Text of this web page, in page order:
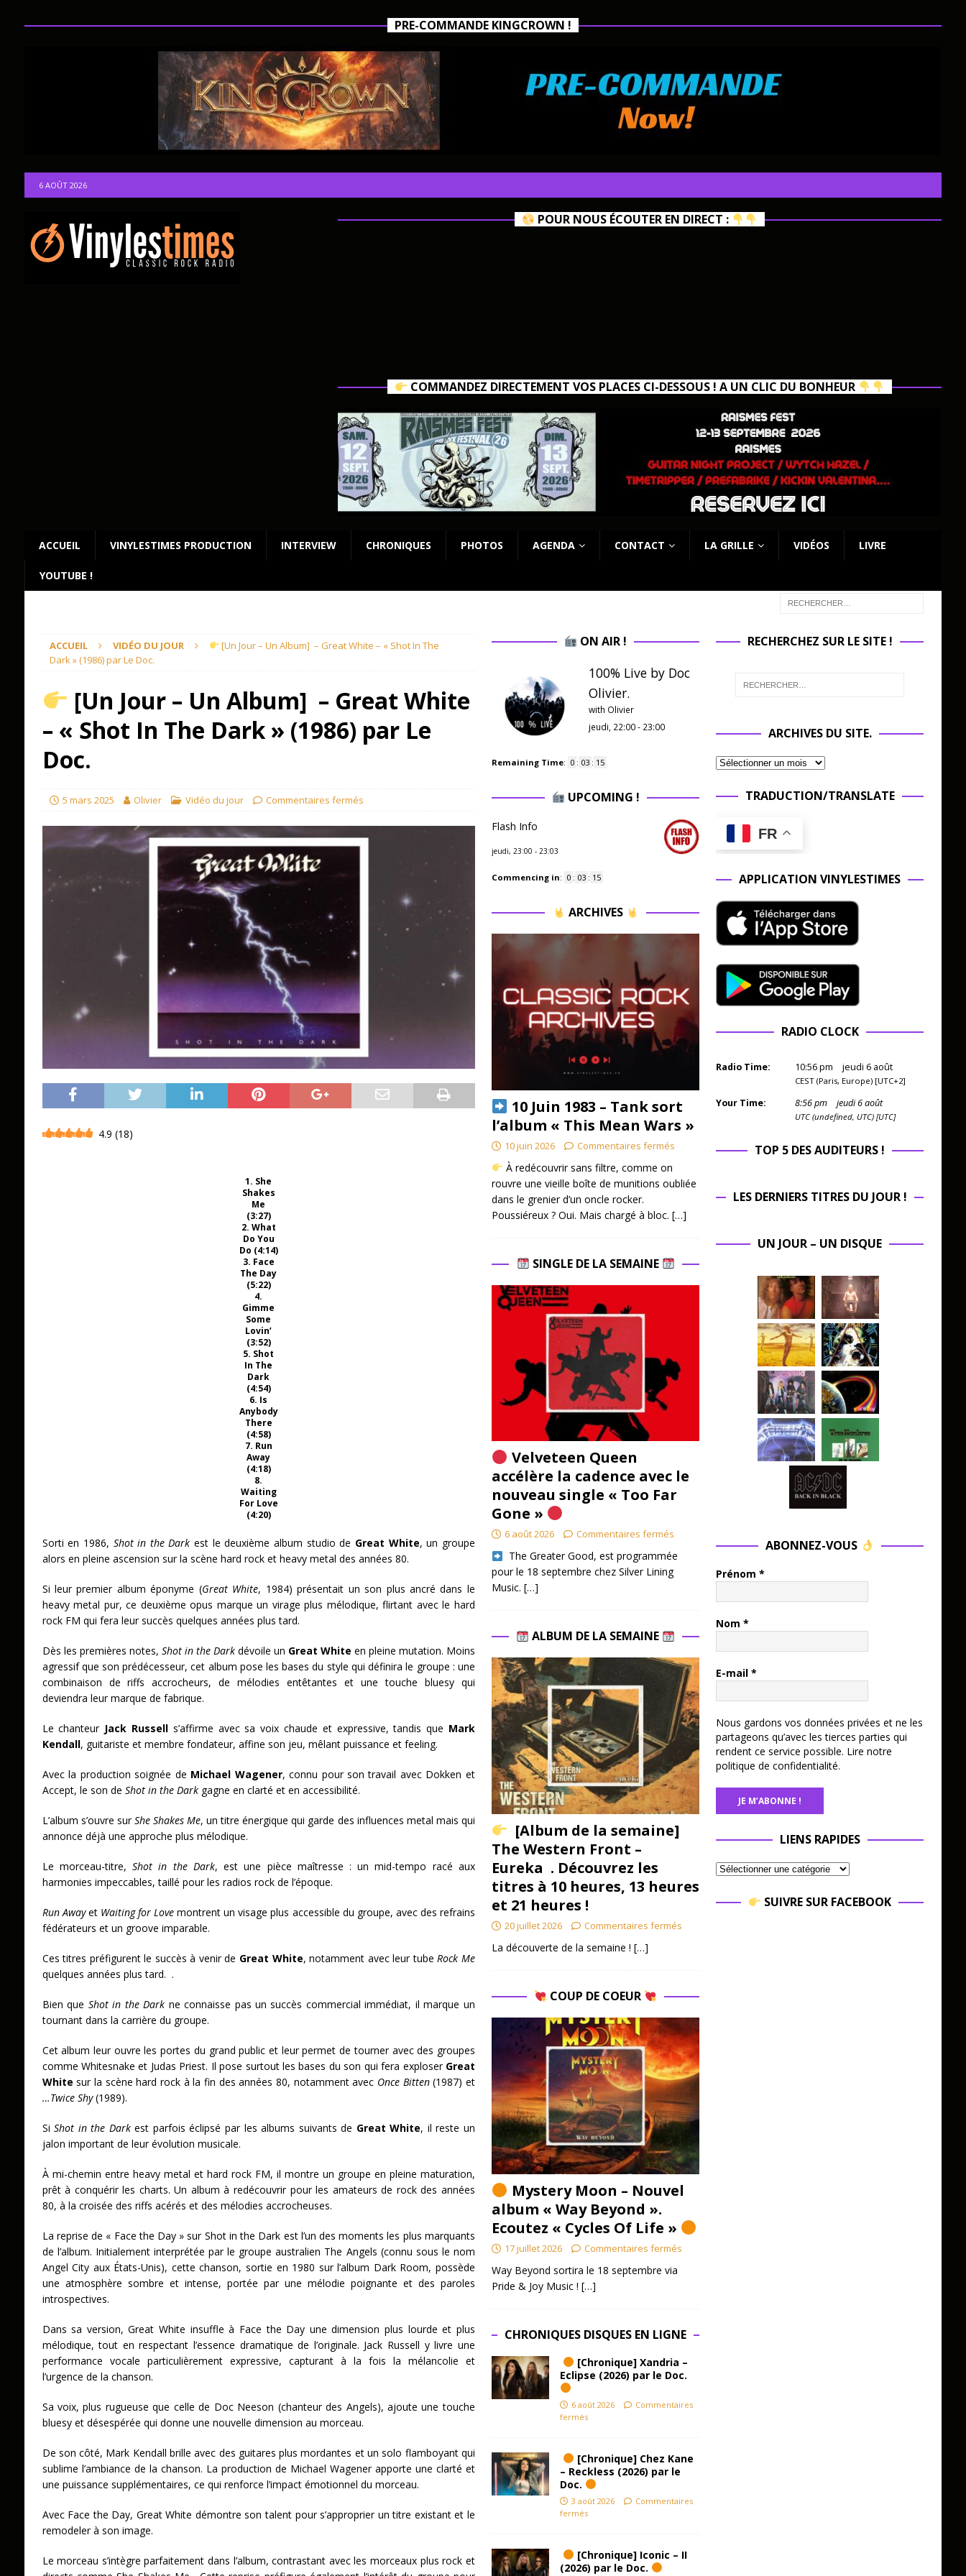
PRE-COMMANDE KINGCROWN !
6 AOÛT 2026
POUR NOUS ÉCOUTER EN DIRECT :
COMMANDEZ DIRECTEMENT VOS PLACES CI-DESSOUS ! A UN CLIC DU BONHEUR
ACCUEIL VINYLESTIMES PRODUCTION INTERVIEW CHRONIQUES PHOTOS AGENDA CONTACT LA GRILLE VIDÉOS LIVRE
YOUTUBE !
ACCUEIL VIDÉO DU JOUR
[Un Jour – Un Album] – Great White – « Shot In The
Dark » (1986) par Le Doc.
[Un Jour – Un Album] – Great White
– « Shot In The Dark » (1986) par Le
Doc.
5 mars 2025 Olivier Vidéo du jour Commentaires fermés
4.9 (18)
1. She
Shakes
Me
(3:27)
2. What
Do You
Do (4:14)
3. Face
The Day
(5:22)
4.
Gimme
Some
Lovin’
(3:52)
5. Shot
In The
Dark
(4:54)
6. Is
Anybody
There
(4:58)
7. Run
Away
(4:18)
8.
Waiting
For Love
(4:20)
Sorti en 1986, Shot in the Dark est le deuxième album studio de Great White, un groupe
alors en pleine ascension sur la scène hard rock et heavy metal des années 80.
Si leur premier album éponyme (Great White, 1984) présentait un son plus ancré dans le
heavy metal pur, ce deuxième opus marque un virage plus mélodique, flirtant avec le hard
rock FM qui fera leur succès quelques années plus tard.
Dès les premières notes, Shot in the Darkdévoile un Great White en pleine mutation. Moins
agressif que son prédécesseur, cet album pose les bases du style qui définira le groupe : une
combinaison de riffs accrocheurs, de mélodies entêtantes et une touche bluesy qui
deviendra leur marque de fabrique.
Le chanteur Jack Russells’affirme avec sa voix chaude et expressive, tandis que Mark
Kendall, guitariste et membre fondateur, affine son jeu, mêlant puissance et feeling.
Avec la production soignée de Michael Wagener, connu pour son travail avec Dokken et
Accept, le son de Shot in the Darkgagne en clarté et en accessibilité.
L’album s’ouvre surShe Shakes Me, un titre énergique qui garde des influences metal mais qui
annonce déjà une approche plus mélodique.
Le morceau-titre,Shot in the Dark, est une pièce maîtresse : un mid-tempo racé aux
harmonies impeccables, taillé pour les radios rock de l’époque.
Run Awayet Waiting for Love montrent un visage plus accessible du groupe, avec des refrains
fédérateurs et un groove imparable.
Ces titres préfigurent le succès à venir de Great White, notamment avec leur tubeRock Me
quelques années plus tard. .
Bien que Shot in the Dark ne connaisse pas un succès commercial immédiat, il marque un
tournant dans la carrière du groupe.
Cet album leur ouvre les portes du grand public et leur permet de tourner avec des groupes
comme Whitesnake et Judas Priest. Il pose surtout les bases du son qui fera exploser Great
White sur la scène hard rock à la fin des années 80, notamment avec Once Bitten(1987) et
…Twice Shy(1989).
SiShot in the Darkest parfois éclipsé par les albums suivants de Great White, il reste un
jalon important de leur évolution musicale.
À mi-chemin entre heavy metal et hard rock FM, il montre un groupe en pleine maturation,
prêt à conquérir les charts. Un album à redécouvrir pour les amateurs de rock des années
80, à la croisée des riffs acérés et des mélodies accrocheuses.
La reprise de « Face the Day » sur Shot in the Dark est l’un des moments les plus marquants
de l’album. Initialement interprétée par le groupe australien The Angels (connu sous le nom
Angel City aux États-Unis), cette chanson, sortie en 1980 sur l’album Dark Room, possède
une atmosphère sombre et intense, portée par une mélodie poignante et des paroles
introspectives.
Dans sa version, Great White insuffle à Face the Day une dimension plus lourde et plus
mélodique, tout en respectant l’essence dramatique de l’originale. Jack Russell y livre une
performance vocale particulièrement expressive, capturant à la fois la mélancolie et
l’urgence de la chanson.
Sa voix, plus rugueuse que celle de Doc Neeson (chanteur des Angels), ajoute une touche
bluesy et désespérée qui donne une nouvelle dimension au morceau.
De son côté, Mark Kendall brille avec des guitares plus mordantes et un solo flamboyant qui
sublime l’ambiance de la chanson. La production de Michael Wagener apporte une clarté et
une puissance supplémentaires, ce qui renforce l’impact émotionnel du morceau.
Avec Face the Day, Great White démontre son talent pour s’approprier un titre existant et le
remodeler à son image.
Le morceau s’intègre parfaitement dans l’album, contrastant avec les morceaux plus rock et
ON AIR !
100% Live by Doc
Olivier.
with Olivier
jeudi, 22:00 - 23:00
Remaining Time: 0 : 03 : 14
UPCOMING !
Flash Info
jeudi, 23:00 - 23:03
Commencing in: 0 : 03 : 14
ARCHIVES
10 Juin 1983 – Tank sort
l’album « This Mean Wars »
10 juin 2026 Commentaires fermés
À redécouvrir sans filtre, comme on
rouvre une vieille boîte de munitions oubliée
dans le grenier d’un oncle rocker.
Poussiéreux ? Oui. Mais chargé à bloc. […]
SINGLE DE LA SEMAINE
Velveteen Queen
accélère la cadence avec le
nouveau single « Too Far
Gone »
6 août 2026 Commentaires fermés
​ The Greater Good, est programmée
pour le 18 septembre chez Silver Lining
Music. […]
ALBUM DE LA SEMAINE
[Album de la semaine]
The Western Front –
Eureka . Découvrez les
titres à 10 heures, 13 heures
et 21 heures !
20 juillet 2026 Commentaires fermés
La découverte de la semaine ! […]
COUP DE COEUR
Mystery Moon – Nouvel
album « Way Beyond ».
Ecoutez « Cycles Of Life »
17 juillet 2026 Commentaires fermés
Way Beyond sortira le 18 septembre via
Pride & Joy Music ! […]
CHRONIQUES DISQUES EN LIGNE
[Chronique] Xandria –
Eclipse (2026) par le Doc.
6 août 2026
Commentaires
fermés
[Chronique] Chez Kane
– Reckless (2026) par le
Doc.
3 août 2026
Commentaires
fermés
[Chronique] Iconic – II
(2026) par le Doc.
RECHERCHEZ SUR LE SITE !
ARCHIVES DU SITE.
TRADUCTION/TRANSLATE
FR
APPLICATION VINYLESTIMES
RADIO CLOCK
Radio Time: 10:56pm jeudi 6 août
CEST (Paris, Europe) [UTC+2]
Your Time: 8:56pm jeudi 6 août
UTC (undefined, UTC) [UTC]
TOP 5 DES AUDITEURS !
LES DERNIERS TITRES DU JOUR !
UN JOUR – UN DISQUE
ABONNEZ-VOUS
Prénom *
Nom *
E-mail *
Nous gardons vos données privées et ne les
partageons qu’avec les tierces parties qui
rendent ce service possible. Lire notre
politique de confidentialité.
LIENS RAPIDES
SUIVRE SUR FACEBOOK